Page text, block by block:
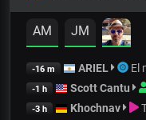
AM JM
-16 m ARIEL El
-1 h Scott Cantu
-3 h Khochnav